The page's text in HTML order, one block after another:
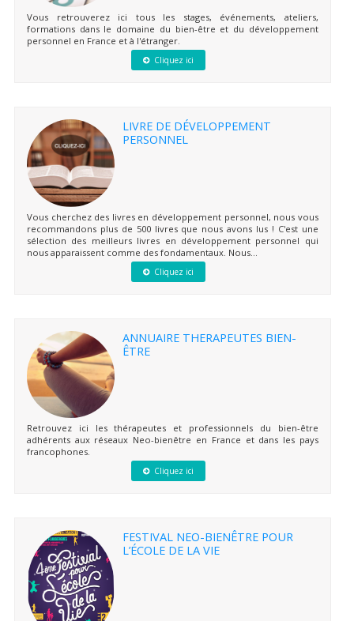
Vous retrouverez ici tous les stages, événements, ateliers,
formations dans le domaine du bien-être et du développement
personnel en France et à l'étranger.
Cliquez ici
LIVRE DE DÉVELOPPEMENT
PERSONNEL
Vous cherchez des livres en développement personnel, nous vous
recommandons plus de 500 livres que nous avons lus ! C'est une
sélection des meilleurs livres en développement personnel qui
nous apparaissent comme des fondamentaux. Nous...
Cliquez ici
ANNUAIRE THERAPEUTES BIEN-
ÊTRE
Retrouvez ici les thérapeutes et professionnels du bien-être
adhérents aux réseaux Neo-bienêtre en France et dans les pays
francophones.
Cliquez ici
FESTIVAL NEO-BIENÊTRE POUR
L’ÉCOLE DE LA VIE